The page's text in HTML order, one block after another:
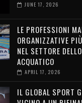
JUNE 17, 2026
LE PROFESSIONI
ORGANIZZATIVE
NEL SETTORE
ACQUATICO
APRIL 17, 2026
IL GLOBAL SPORT